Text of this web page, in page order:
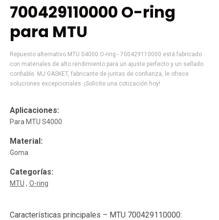
700429110000 O-ring
para MTU
Repuesto alternativo MTU S4000 O-ring - 700429110000 está fabricado
con materiales de alto rendimiento para un ajuste perfecto y un sellado
confiable. MJ GASKET, fabricante de juntas de confianza, le ofrece
soluciones excepcionales. ¡Solicite una cotización hoy!
Aplicaciones:
Para MTU S4000
Material:
Goma
Categorías:
MTU O-ring
Características principales – MTU 700429110000: